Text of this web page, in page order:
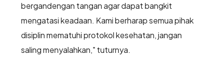
bergandengan tangan agar dapat bangkit
mengatasi keadaan. Kami berharap semua pihak
disiplin mematuhi protokol kesehatan, jangan
saling menyalahkan," tuturnya.